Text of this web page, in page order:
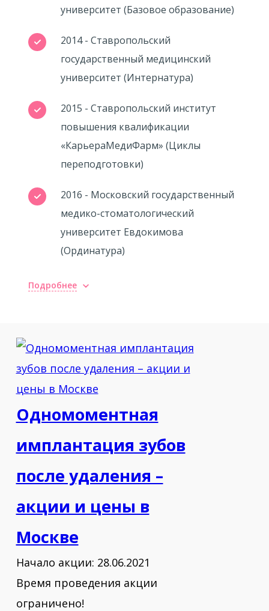
университет (Базовое образование)
2014 - Ставропольский
государственный медицинский
университет (Интернатура)
2015 - Ставропольский институт
повышения квалификации
«КарьераМедиФарм» (Циклы
переподготовки)
2016 - Московский государственный
медико-стоматологический
университет Евдокимова
(Ординатура)
Подробнее
Одномоментная
имплантация зубов
после удаления –
акции и цены в
Москве
Начало акции: 28.06.2021
Время проведения акции
ограничено!